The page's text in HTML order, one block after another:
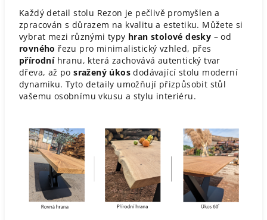
Každý detail stolu Rezon je pečlivě promyšlen a
zpracován s důrazem na kvalitu a estetiku. Můžete si
vybrat mezi různými typy hran stolové desky – od
rovného řezu pro minimalistický vzhled, přes
přírodní hranu, která zachovává autentický tvar
dřeva, až posražený úkos dodávající stolu moderní
dynamiku. Tyto detaily umožňují přizpůsobit stůl
vašemu osobnímu vkusu a stylu interiéru.​